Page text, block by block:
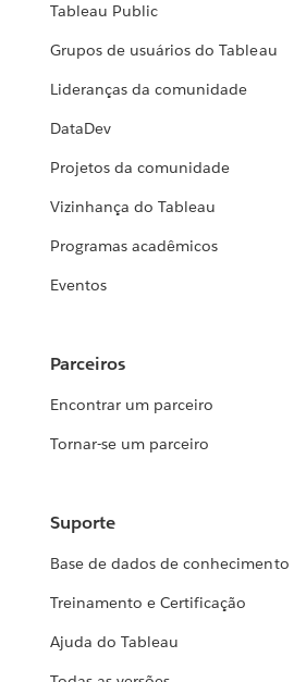
Tableau Public
Grupos de usuários do Tableau
Lideranças da comunidade
DataDev
Projetos da comunidade
Vizinhança do Tableau
Programas acadêmicos
Eventos
Parceiros
Encontrar um parceiro
Tornar-se um parceiro
Suporte
Base de dados de conhecimento
Treinamento e Certificação
Ajuda do Tableau